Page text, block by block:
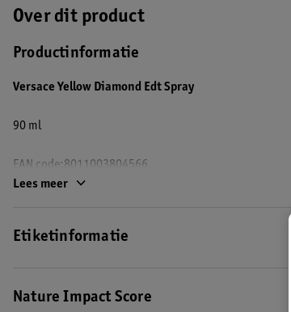
Over dit product
Productinformatie
Versace Yellow Diamond Edt Spray
90 ml
EAN code:8011003804566
Lees meer
Etiketinformatie
Nature Impact Score